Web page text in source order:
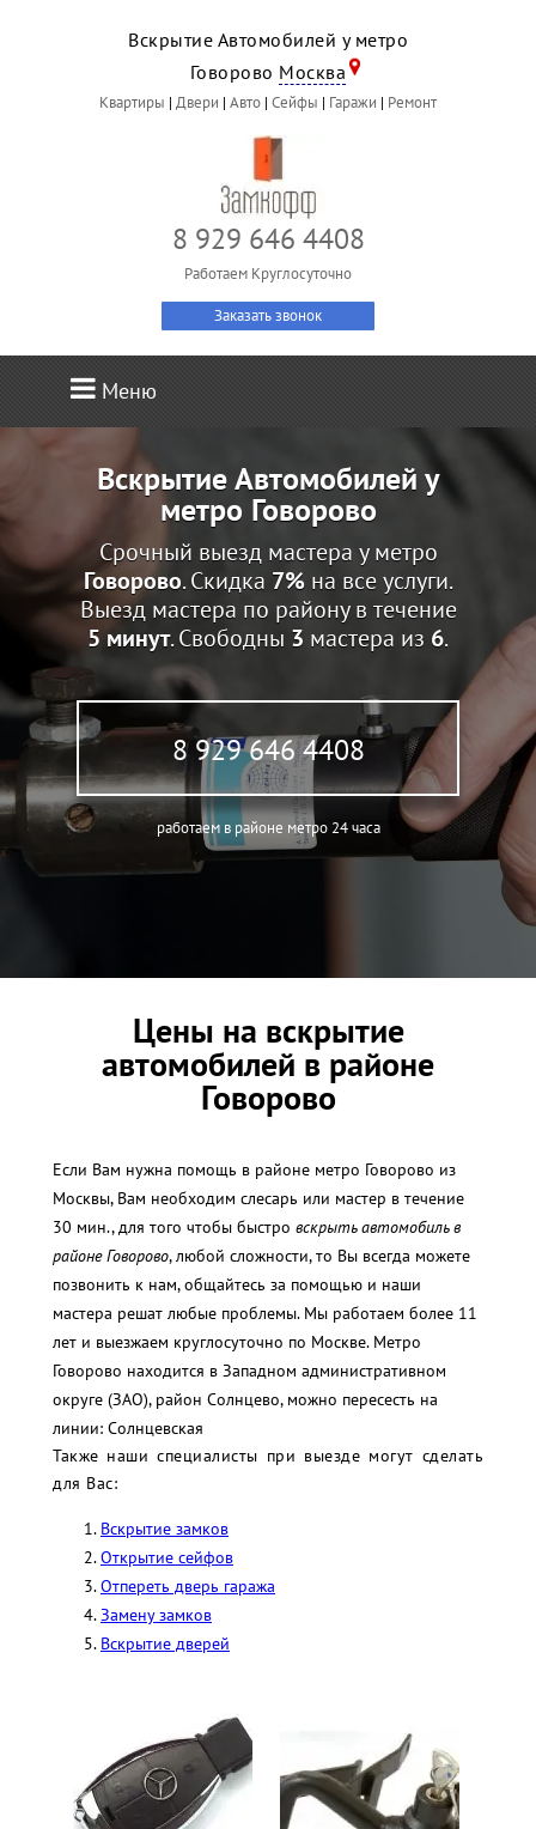
Вскрытие Автомобилей у метро
Говорово Москва
Квартиры | Двери | Авто | Сейфы | Гаражи | Ремонт
8 929 646 4408
Работаем Круглосуточно
Заказать звонок
Меню
Вскрытие Автомобилей у
метро Говорово
Срочный выезд мастера у метро
Говорово. Скидка 7%на все услуги.
Выезд мастера по району в течение
5 минут. Свободны 3 мастера из 6.
8 929 646 4408
работаем в районе метро 24 часа
Цены на вскрытие
автомобилей в районе
Говорово
Если Вам нужна помощь в районе метро Говорово из
Москвы, Вам необходим слесарь или мастер в течение
30 мин., для того чтобы быстро вскрыть автомобиль в
районе Говорово, любой сложности, то Вы всегда можете
позвонить к нам, общайтесь за помощью и наши
мастера решат любые проблемы. Мы работаем более 11
лет и выезжаем круглосуточно по Москве. Метро
Говорово находится в Западном административном
округе (ЗАО), район Солнцево, можно пересесть на
линии: Солнцевская
Также наши специалисты при выезде могут сделать
для Вас:
Вскрытие замков
Открытие сейфов
Отпереть дверь гаража
Замену замков
Вскрытие дверей